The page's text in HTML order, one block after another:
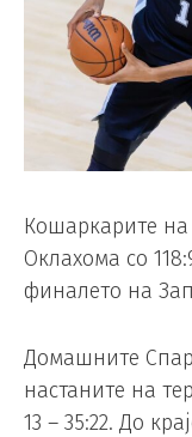
Кошаркарите на
Оклахома со
финалето на
Домашните
настаните на
13 – 35:22. До